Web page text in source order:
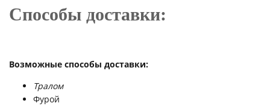
Способы доставки:
Возможные способы доставки:
Тралом
Фурой